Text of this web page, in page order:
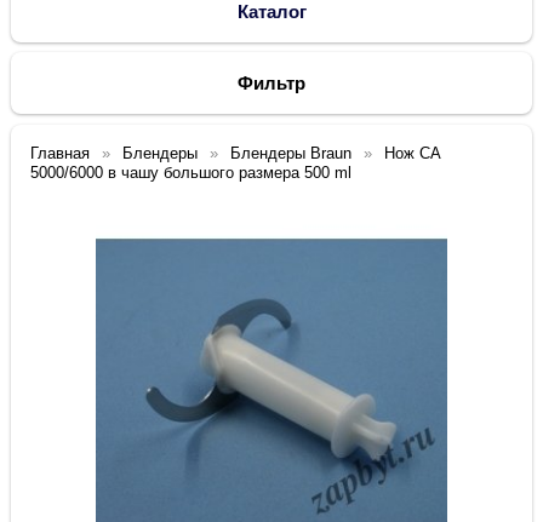
Каталог
Фильтр
Главная Блендеры Блендеры Braun
Нож CA
5000/6000 в чашу большого размера 500 ml